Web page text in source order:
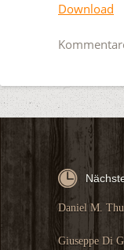
Download
Daniel M.
Giuseppe Di